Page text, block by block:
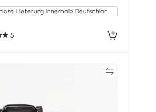
Kostenlose Lieferung innerhalb Deutschlands
5